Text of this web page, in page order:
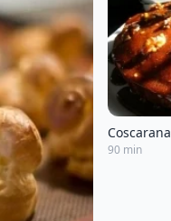
Coscarana
90 min